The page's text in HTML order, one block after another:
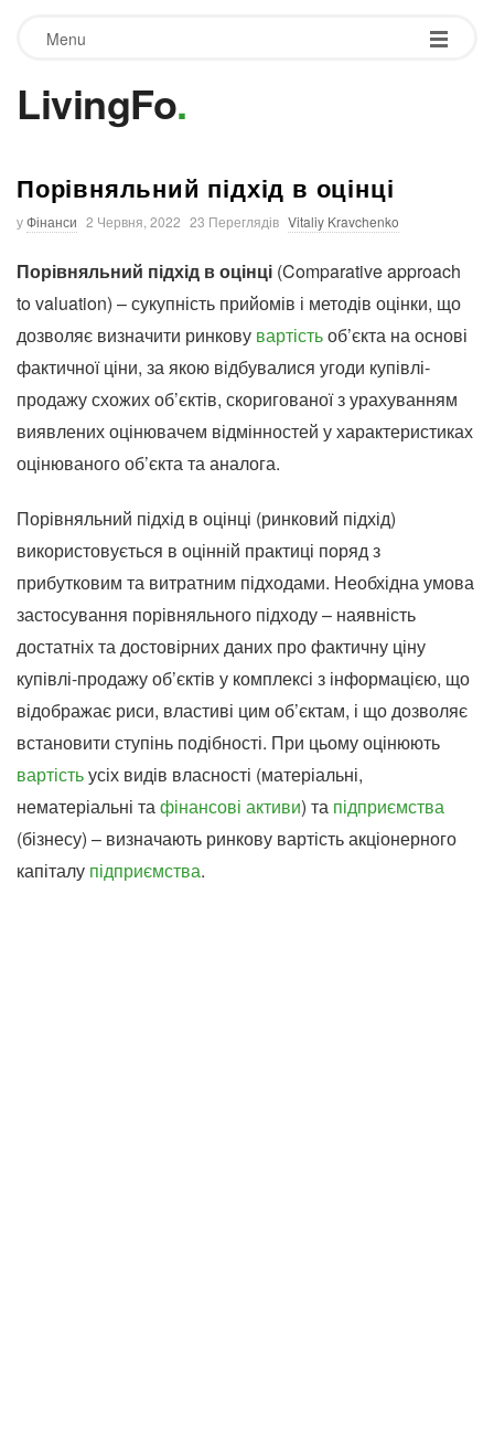
Menu
LivingFo.
Порівняльний підхід в оцінці
уФінанси 2 Червня, 2022 23 Переглядів Vitaliy Kravchenko
Порівняльний підхід в оцінці (Comparative approach
to valuation) – сукупність прийомів і методів оцінки, що
дозволяє визначити ринкову вартістьоб’єкта на основі
фактичної ціни, за якою відбувалися угоди купівлі-
продажу схожих об’єктів, скоригованої з урахуванням
виявлених оцінювачем відмінностей у характеристиках
оцінюваного об’єкта та аналога.
Порівняльний підхід в оцінці (ринковий підхід)
використовується в оцінній практиці поряд з
прибутковим та витратним підходами. Необхідна умова
застосування порівняльного підходу – наявність
достатніх та достовірних даних про фактичну ціну
купівлі-продажу об’єктів у комплексі з інформацією, що
відображає риси, властиві цим об’єктам, і що дозволяє
встановити ступінь подібності. При цьому оцінюють
вартістьусіх видів власності (матеріальні,
нематеріальні тафінансові активи) та підприємства
(бізнесу) – визначають ринкову вартість акціонерного
капіталу підприємства.